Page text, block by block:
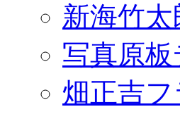
新海竹
写真原
畑正吉